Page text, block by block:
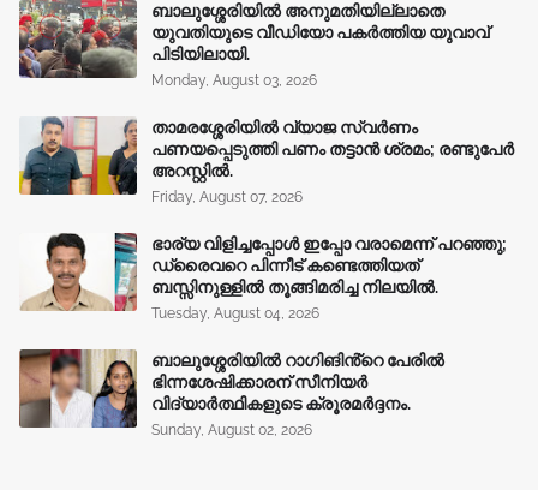
ബാലുശ്ശേരിയിൽ അനുമതിയില്ലാതെ
യുവതിയുടെ വീഡിയോ പകർത്തിയ യുവാവ്
പിടിയിലായി.
Monday, August 03, 2026
താമരശ്ശേരിയിൽ വ്യാജ സ്വർണം
പണയപ്പെടുത്തി പണം തട്ടാൻ ശ്രമം; രണ്ടുപേർ
അറസ്റ്റിൽ.
Friday, August 07, 2026
ഭാര്യ വിളിച്ചപ്പോള്‍ ഇപ്പോ വരാമെന്ന് പറഞ്ഞു;
ഡ്രൈവറെ പിന്നീട് കണ്ടെത്തിയത്
ബസ്സിനുള്ളില്‍ തൂങ്ങിമരിച്ച നിലയിൽ.
Tuesday, August 04, 2026
ബാലുശ്ശേരിയിൽ റാഗിങിൻ്റെ പേരിൽ
ഭിന്നശേഷിക്കാരന് സീനിയർ
വിദ്യാർത്ഥികളുടെ ക്രൂരമര്‍ദ്ദനം.
Sunday, August 02, 2026